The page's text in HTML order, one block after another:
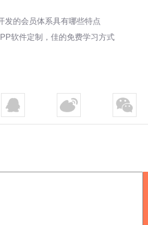
发的会员体系具有哪些特点
软件定制，佳的免费学习方式